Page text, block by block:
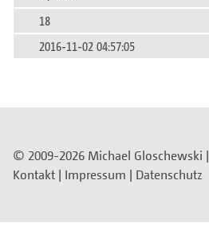
18
2016-11-02 04:57:05
© 2009-2026 Michael Gloschewski |
Kontakt | Impressum | Datenschutz